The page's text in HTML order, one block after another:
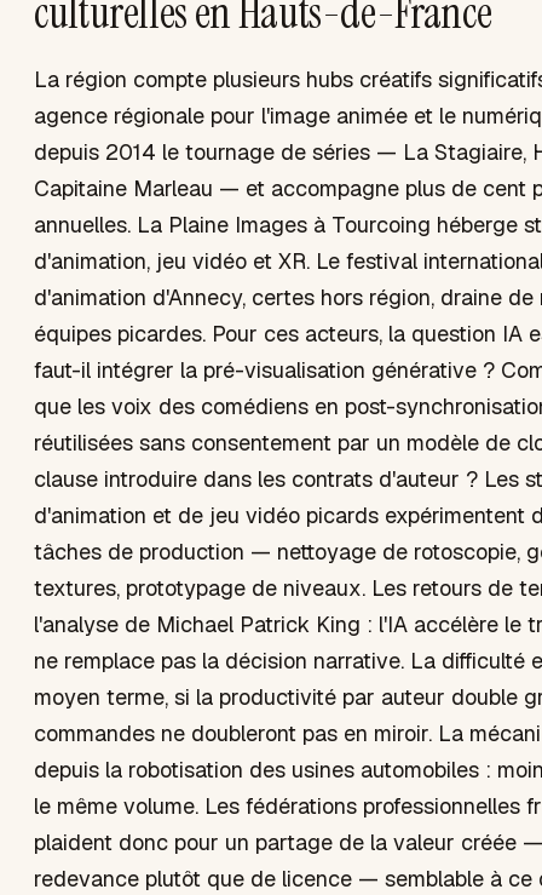
culturelles en Hauts-de-France
La région compte plusieurs hubs créatifs
agence régionale pour l'image animée et le
depuis 2014 le tournage de séries — La Stagiaire,
Capitaine Marleau — et accompagne plus de cent
annuelles. La Plaine Images à Tourcoing héberge
d'animation, jeu vidéo et XR. Le festival
d'animation d'Annecy, certes hors région, draine de
équipes picardes. Pour ces acteurs, la question IA
faut-il intégrer la pré-visualisation générative ?
que les voix des comédiens en post-
réutilisées sans consentement par un modèle de
clause introduire dans les contrats d'auteur ? Les
d'animation et de jeu vidéo picards expérimentent
tâches de production — nettoyage de rotoscopie,
textures, prototypage de niveaux. Les retours de
l'analyse de Michael Patrick King : l'IA accélère le
ne remplace pas la décision narrative. La difficulté
moyen terme, si la productivité par auteur double
commandes ne doubleront pas en miroir. La
depuis la robotisation des usines automobiles :
le même volume. Les fédérations professionnelles
plaident donc pour un partage de la valeur créée
redevance plutôt que de licence — semblable à ce